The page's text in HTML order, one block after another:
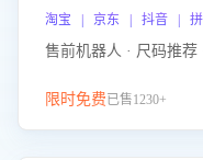
淘宝 | 京东 | 抖音 | 拼
售前机器人 · 尺码推荐
限时免费已售1230+